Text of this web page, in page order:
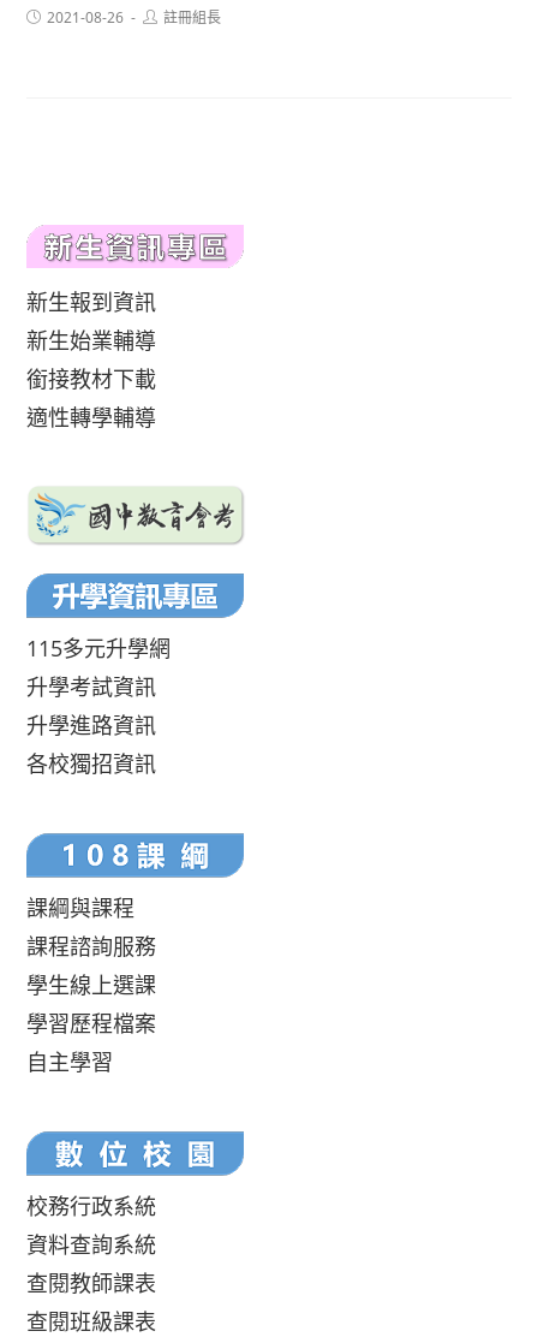
Post2021-08-26
Post註冊組長
新生報到資訊
新生始業輔導
銜接教材下載
適性轉學輔導
115多元升學網
升學考試資訊
升學進路資訊
各校獨招資訊
課綱與課程
課程諮詢服務
學生線上選課
學習歷程檔案
自主學習
校務行政系統
資料查詢系統
查閱教師課表
查閱班級課表